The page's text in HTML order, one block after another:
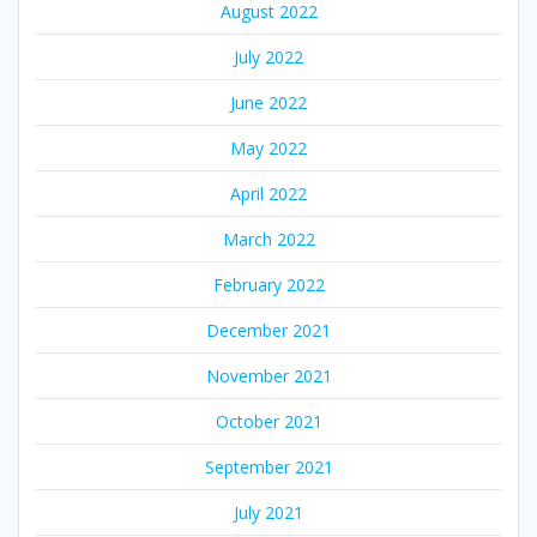
August 2022
July 2022
June 2022
May 2022
April 2022
March 2022
February 2022
December 2021
November 2021
October 2021
September 2021
July 2021